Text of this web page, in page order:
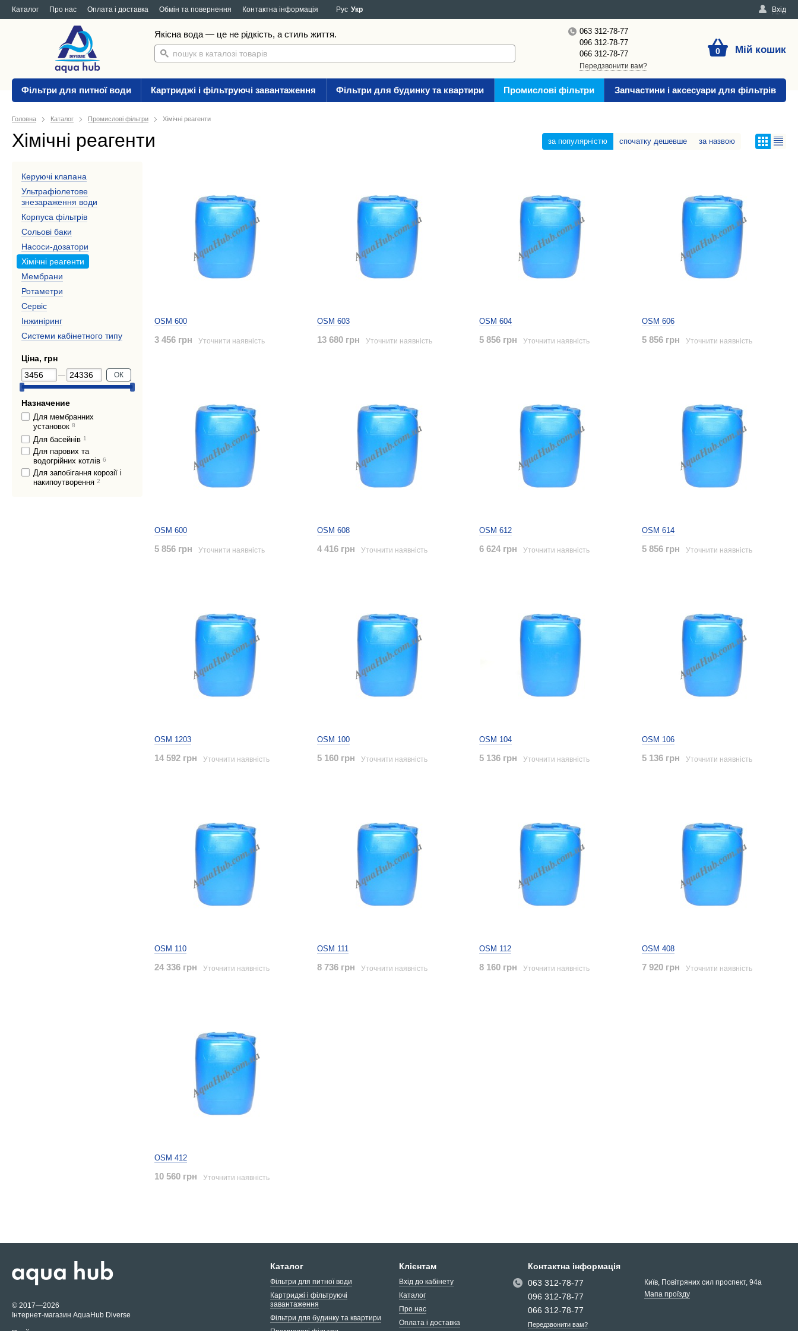
Каталог Про нас Оплата і доставка Обмін та повернення Контактна інформація Вхід
Рус Укр
Якісна вода — це не рідкість, а стиль життя.
063 312-78-77
096 312-78-77
066 312-78-77
Передзвонити вам?
0 Мій кошик
Фільтри для питної води Картриджі і фільтруючі завантаження Фільтри для будинку та квартири Промислові фільтри Запчастини і аксесуари для фільтрів
Головна Каталог Промислові фільтри Хімічні реагенти
Хімічні реагенти за популярністю спочатку дешевше за назвою
OSM 600
3 456 грн Уточнити наявність
OSM 603
13 680 грн Уточнити наявність
OSM 604
5 856 грн Уточнити наявність
OSM 606
5 856 грн Уточнити наявність
OSM 600
5 856 грн Уточнити наявність
OSM 608
4 416 грн Уточнити наявність
OSM 612
6 624 грн Уточнити наявність
OSM 614
5 856 грн Уточнити наявність
OSM 1203
14 592 грн Уточнити наявність
OSM 100
5 160 грн Уточнити наявність
OSM 104
5 136 грн Уточнити наявність
OSM 106
5 136 грн Уточнити наявність
OSM 110
24 336 грн Уточнити наявність
OSM 111
8 736 грн Уточнити наявність
OSM 112
8 160 грн Уточнити наявність
OSM 408
7 920 грн Уточнити наявність
OSM 412
10 560 грн Уточнити наявність
Керуючі клапана
Ультрафіолетове
знезараження води
Корпуса фільтрів
Сольові баки
Насоси-дозатори
Хімічні реагенти
Мембрани
Ротаметри
Сервіс
Інжиніринг
Системи кабінетного типу
Ціна, грн
ОК
Назначение
Для мембранних
установок 8
Для басейнів 1
Для парових та
водогрійних котлів 6
Для запобігання корозії і
накипоутворення 2
© 2017—2026
Інтернет-магазин AquaHub Diverse
Каталог
Фільтри для питної води
Картриджі і фільтруючі
завантаження
Фільтри для будинку та квартири
Клієнтам
Вхід до кабінету
Каталог
Про нас
Оплата і доставка
Контактна інформація
063 312-78-77
096 312-78-77
066 312-78-77
Передзвонити вам?
Київ, Повітряних сил проспект, 94а
Мапа проїзду